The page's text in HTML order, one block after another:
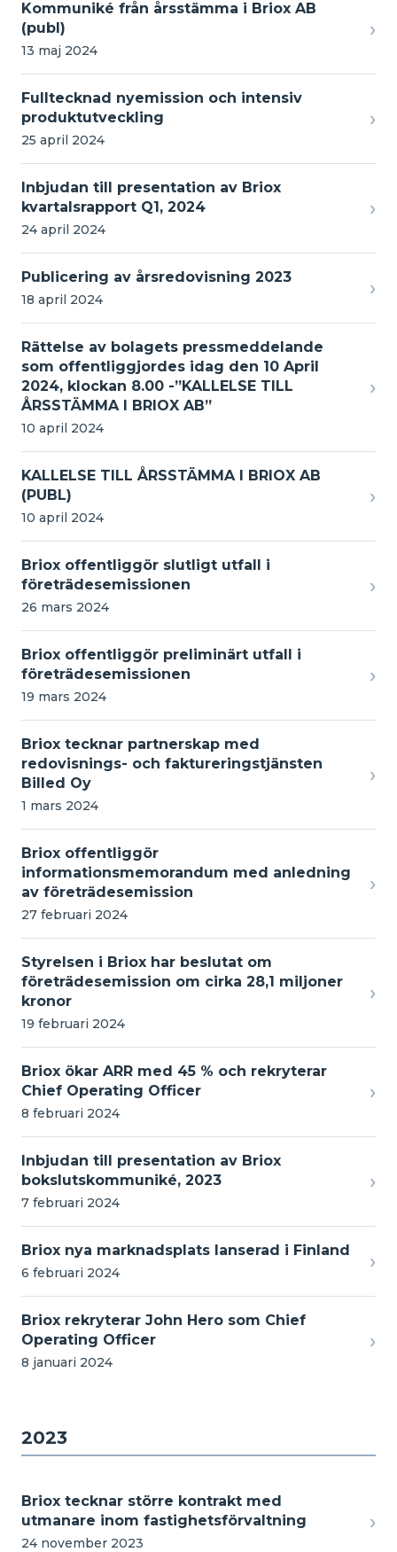
Kommuniké från årsstämma i Briox AB
(publ)
13 maj 2024
›
Fulltecknad nyemission och intensiv
produktutveckling
25 april 2024
›
Inbjudan till presentation av Briox
kvartalsrapport Q1, 2024
24 april 2024
›
Publicering av årsredovisning 2023
18 april 2024 ›
Rättelse av bolagets pressmeddelande
som offentliggjordes idag den 10 April
2024, klockan 8.00 -”KALLELSE TILL
ÅRSSTÄMMA I BRIOX AB”
10 april 2024
›
KALLELSE TILL ÅRSSTÄMMA I BRIOX AB
(PUBL)
10 april 2024
›
Briox offentliggör slutligt utfall i
företrädesemissionen
26 mars 2024
›
Briox offentliggör preliminärt utfall i
företrädesemissionen
19 mars 2024
›
Briox tecknar partnerskap med
redovisnings- och faktureringstjänsten
Billed Oy
1 mars 2024
›
Briox offentliggör
informationsmemorandum med anledning
av företrädesemission
27 februari 2024
›
Styrelsen i Briox har beslutat om
företrädesemission om cirka 28,1 miljoner
kronor
19 februari 2024
›
Briox ökar ARR med 45 % och rekryterar
Chief Operating Officer
8 februari 2024
›
Inbjudan till presentation av Briox
bokslutskommuniké, 2023
7 februari 2024
›
Briox nya marknadsplats lanserad i Finland
6 februari 2024 ›
Briox rekryterar John Hero som Chief
Operating Officer
8 januari 2024
›
2023
Briox tecknar större kontrakt med
utmanare inom fastighetsförvaltning
24 november 2023
›